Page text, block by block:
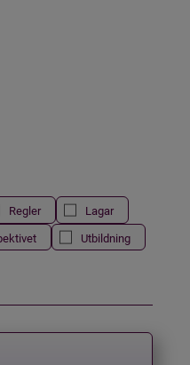
Regler
Lagar
Utbildning